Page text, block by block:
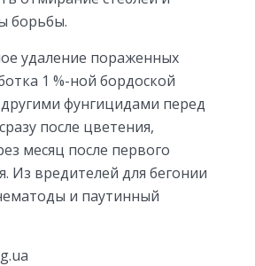
борьбы.
удаление пораженных
1 %-ной бордоской
фунгицидами перед
после цветения,
месяц после первого
Из вредителей для бегонии
и паутинный